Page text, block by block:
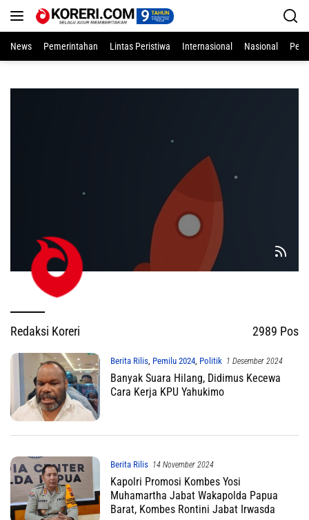
News
Pemerintahan Lintas Peristiwa Internasional Nasional
Redaksi Koreri 2989 Pos
Berita Rilis, Pemilu 2024, Politik 1 Desember 2024
Banyak Suara Hilang, Didimus Kecewa
Cara Kerja KPU Yahukimo
Berita Rilis 14 November 2024
Kapolri Promosi Kombes Yosi
Muhamartha Jabat Wakapolda Papua
Barat, Kombes Rontini Jabat Irwasda